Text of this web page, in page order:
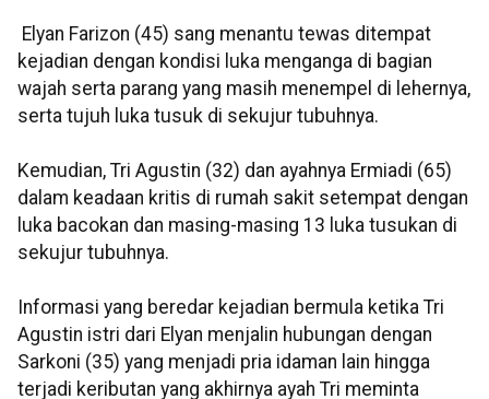
Elyan Farizon (45) sang menantu tewas ditempat
kejadian dengan kondisi luka menganga di bagian
wajah serta parang yang masih menempel di lehernya,
serta tujuh luka tusuk di sekujur tubuhnya.
Kemudian, Tri Agustin (32) dan ayahnya Ermiadi (65)
dalam keadaan kritis di rumah sakit setempat dengan
luka bacokan dan masing-masing 13 luka tusukan di
sekujur tubuhnya.
Informasi yang beredar kejadian bermula ketika Tri
Agustin istri dari Elyan menjalin hubungan dengan
Sarkoni (35) yang menjadi pria idaman lain hingga
terjadi keributan yang akhirnya ayah Tri meminta